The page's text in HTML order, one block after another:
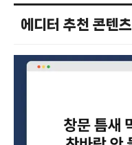
에디터 추천 콘텐츠